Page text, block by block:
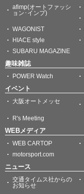
afimp(オートファッシ
ョン･インプ)
WAGONIST
HIACE style
SUBARU MAGAZINE
趣味雑誌
POWER Watch
イベント
大阪オートメッセ
R's Meeting
WEBメディア
WEB CARTOP
motorsport.com
ニュース
交通タイムス社からの
お知らせ